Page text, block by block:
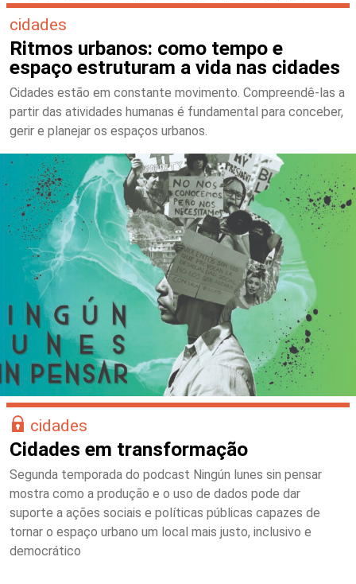
cidades
Ritmos urbanos: como tempo e
espaço estruturam a vida nas cidades
Cidades estão em constante movimento. Compreendê-las a
partir das atividades humanas é fundamental para conceber,
gerir e planejar os espaços urbanos.
cidades
Cidades em transformação
Segunda temporada do podcast Ningún lunes sin pensar
mostra como a produção e o uso de dados pode dar
suporte a ações sociais e políticas públicas capazes de
tornar o espaço urbano um local mais justo, inclusivo e
democrático